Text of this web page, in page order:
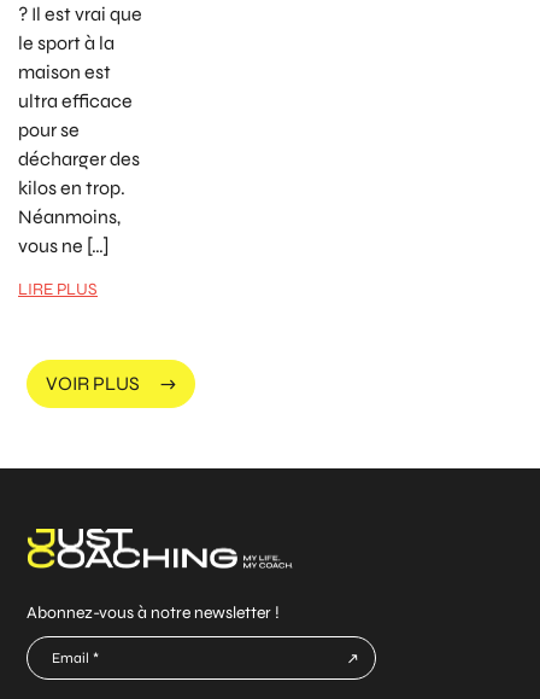
? Il est vrai que
le sport à la
maison est
ultra efficace
pour se
décharger des
kilos en trop.
Néanmoins,
vous ne […]
LIRE PLUS
VOIR PLUS
Abonnez-vous à notre newsletter !
E-
mail